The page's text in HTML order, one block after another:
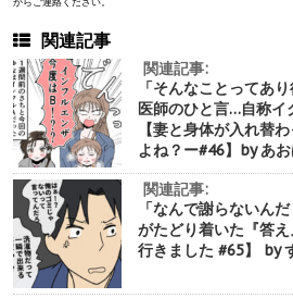
関連記事
関連記事:
「そんなことってあ
医師のひと言…自称イ
【妻と身体が入れ替
よね？ー#46】by あ
関連記事:
「なんで謝らないん
がたどり着いた『答
行きました #65】 by